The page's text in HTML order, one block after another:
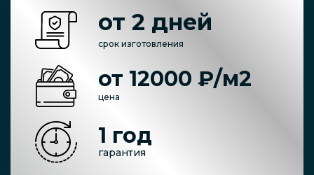
от 2 дней
срок изготовления
от 12000 ₽/м2
цена
1 год
гарантия